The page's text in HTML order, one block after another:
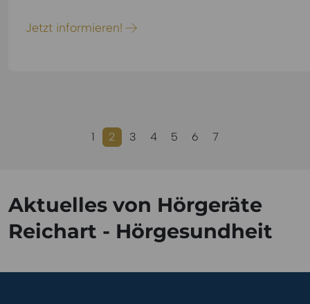
Jetzt informieren!
1 2 3 4 5 6 7
Aktuelles von Hörgeräte
Reichart - Hörgesundheit